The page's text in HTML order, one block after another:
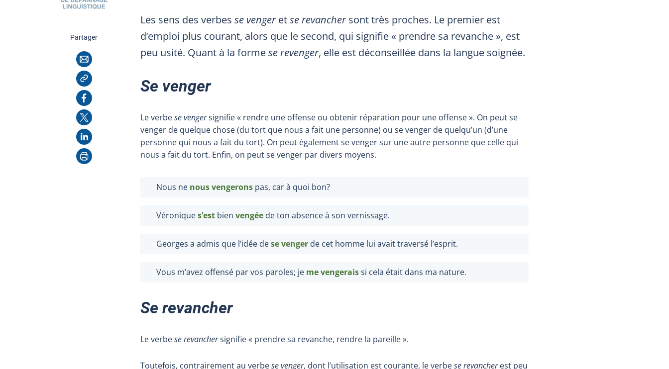
Partagercette page
Courriel
Copier l'adresse
Facebook
X
LinkedIn
Imprimer
Les sens des verbes se vengeretse revanchersont très proches. Le premier est
d’emploi plus courant, alors que le second, qui signifie « prendre sa revanche », est
peu usité. Quant à la formese revenger, elle est déconseillée dans la langue soignée.
Se venger
Le verbese vengersignifie « rendre une offense ou obtenir réparation pour une offense ». On peut se
venger de quelque chose (du tort que nous a fait une personne) ou se venger de quelqu’un (d’une
personne qui nous a fait du tort). On peut également se venger sur une autre personne que celle qui
nous a fait du tort. Enfin, on peut se venger par divers moyens.
Nous ne nous vengerons pas, car à quoi bon?
Véroniques’est bien vengée de ton absence à son vernissage.
Georges a admis que l’idée dese venger de cet homme lui avait traversé l’esprit.
Vous m’avez offensé par vos paroles; je me vengeraissi cela était dans ma nature.
Se revancher
Le verbese revanchersignifie « prendre sa revanche, rendre la pareille ».
Toutefois, contrairement au verbese venger, dont l’utilisation est courante, le verbese revancherest peu